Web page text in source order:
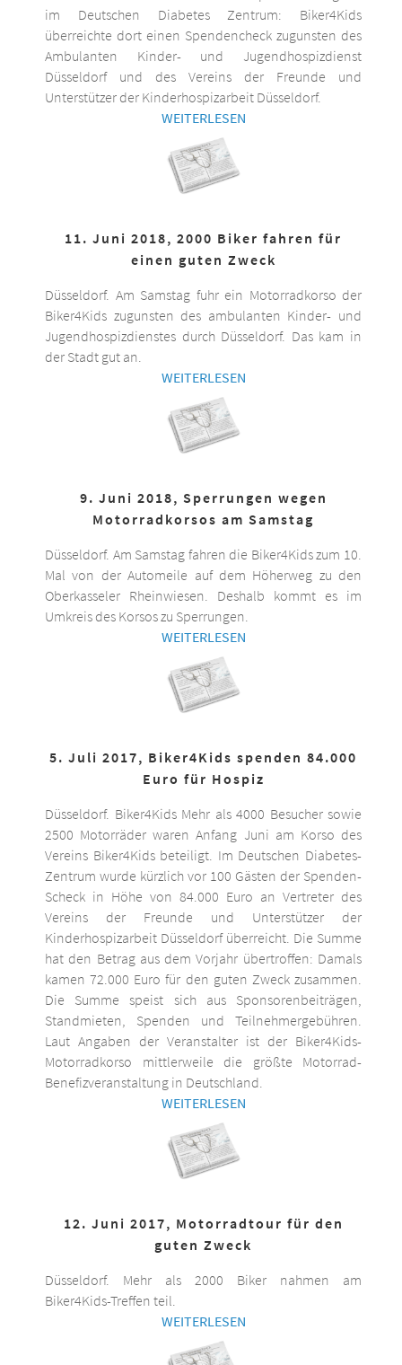
im Deutschen Diabetes Zentrum: Biker4Kids
überreichte dort einen Spendencheck zugunsten des
Ambulanten Kinder- und Jugendhospizdienst
Düsseldorf und des Vereins der Freunde und
Unterstützer der Kinderhospizarbeit Düsseldorf.
WEITERLESEN
11. Juni 2018, 2000 Biker fahren für
einen guten Zweck
Düsseldorf. Am Samstag fuhr ein Motorradkorso der
Biker4Kids zugunsten des ambulanten Kinder- und
Jugendhospizdienstes durch Düsseldorf. Das kam in
der Stadt gut an.
WEITERLESEN
9. Juni 2018, Sperrungen wegen
Motorradkorsos am Samstag
Düsseldorf. Am Samstag fahren die Biker4Kids zum 10.
Mal von der Automeile auf dem Höherweg zu den
Oberkasseler Rheinwiesen. Deshalb kommt es im
Umkreis des Korsos zu Sperrungen.
WEITERLESEN
5. Juli 2017, Biker4Kids spenden 84.000
Euro für Hospiz
Düsseldorf. Biker4Kids Mehr als 4000 Besucher sowie
2500 Motorräder waren Anfang Juni am Korso des
Vereins Biker4Kids beteiligt. Im Deutschen Diabetes-
Zentrum wurde kürzlich vor 100 Gästen der Spenden-
Scheck in Höhe von 84.000 Euro an Vertreter des
Vereins der Freunde und Unterstützer der
Kinderhospizarbeit Düsseldorf überreicht. Die Summe
hat den Betrag aus dem Vorjahr übertroffen: Damals
kamen 72.000 Euro für den guten Zweck zusammen.
Die Summe speist sich aus Sponsorenbeiträgen,
Standmieten, Spenden und Teilnehmergebühren.
Laut Angaben der Veranstalter ist der Biker4Kids-
Motorradkorso mittlerweile die größte Motorrad-
Benefizveranstaltung in Deutschland.
WEITERLESEN
12. Juni 2017, Motorradtour für den
guten Zweck
Düsseldorf. Mehr als 2000 Biker nahmen am
Biker4Kids-Treffen teil.
WEITERLESEN